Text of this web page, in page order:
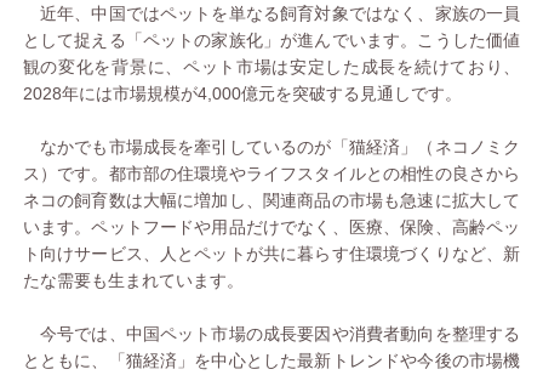
近年、中国ではペットを単なる飼育対象ではなく、家族の一員
として捉える「ペットの家族化」が進んでいます。こうした価値
観の変化を背景に、ペット市場は安定した成長を続けており、
2028年には市場規模が4,000億元を突破する見通しです。
なかでも市場成長を牽引しているのが「猫経済」（ネコノミク
ス）です。都市部の住環境やライフスタイルとの相性の良さから
ネコの飼育数は大幅に増加し、関連商品の市場も急速に拡大して
います。ペットフードや用品だけでなく、医療、保険、高齢ペッ
ト向けサービス、人とペットが共に暮らす住環境づくりなど、新
たな需要も生まれています。
今号では、中国ペット市場の成長要因や消費者動向を整理する
とともに、「猫経済」を中心とした最新トレンドや今後の市場機